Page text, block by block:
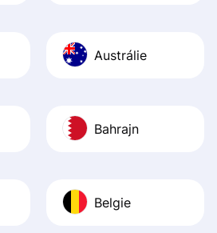
Austrálie
Bahrajn
Belgie